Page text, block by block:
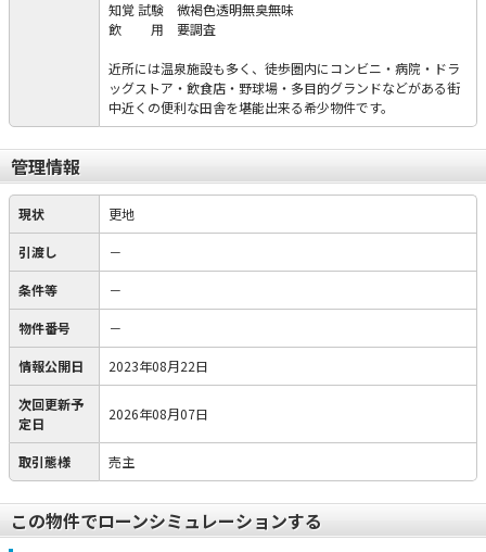
知覚 試験 微褐色透明無臭無味
飲 用 要調査
近所には温泉施設も多く、徒歩圏内にコンビニ・病院・ドラ
ッグストア・飲食店・野球場・多目的グランドなどがある街
中近くの便利な田舎を堪能出来る希少物件です。
管理情報
現状 更地
引渡し －
条件等 －
物件番号 －
情報公開日 2023年08月22日
次回更新予
定日
2026年08月07日
取引態様 売主
この物件でローンシミュレーションする